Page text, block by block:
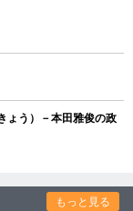
ょう）－本田雅俊の政
もっと見る